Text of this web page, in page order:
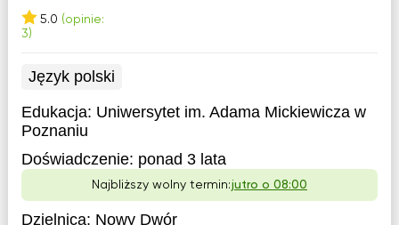
5.0 (opinie:
3)
Język polski
Edukacja: Uniwersytet im. Adama Mickiewicza w
Poznaniu
Doświadczenie: ponad 3 lata
Najbliższy wolny termin:jutro o 08:00
Dzielnica: Nowy Dwór